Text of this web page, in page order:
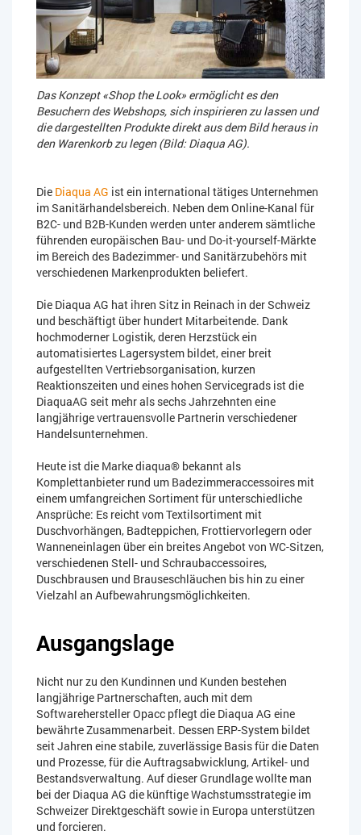
Das Konzept «Shop the Look» ermöglicht es den
Besuchern des Webshops, sich inspirieren zu lassen und
die dargestellten Produkte direkt aus dem Bild heraus in
den Warenkorb zu legen (Bild: Diaqua AG).
Die Diaqua AG ist ein international tätiges Unternehmen
im Sanitärhandelsbereich. Neben dem Online-Kanal für
B2C- und B2B-Kunden werden unter anderem sämtliche
führenden europäischen Bau- und Do-it-yourself-Märkte
im Bereich des Badezimmer- und Sanitärzubehörs mit
verschiedenen Markenprodukten beliefert.
Die Diaqua AG hat ihren Sitz in Reinach in der Schweiz
und beschäftigt über hundert Mitarbeitende. Dank
hochmoderner Logistik, deren Herzstück ein
automatisiertes Lagersystem bildet, einer breit
aufgestellten Vertriebsorganisation, kurzen
Reaktionszeiten und eines hohen Servicegrads ist die
DiaquaAG seit mehr als sechs Jahrzehnten eine
langjährige vertrauensvolle Partnerin verschiedener
Handelsunternehmen.
Heute ist die Marke diaqua® bekannt als
Komplettanbieter rund um Badezimmeraccessoires mit
einem umfangreichen Sortiment für unterschiedliche
Ansprüche: Es reicht vom Textilsortiment mit
Duschvorhängen, Badteppichen, Frottiervorlegern oder
Wanneneinlagen über ein breites Angebot von WC-Sitzen,
verschiedenen Stell- und Schraubaccessoires,
Duschbrausen und Brauseschläuchen bis hin zu einer
Vielzahl an Aufbewahrungsmöglichkeiten.
Ausgangslage
Nicht nur zu den Kundinnen und Kunden bestehen
langjährige Partnerschaften, auch mit dem
Softwarehersteller Opacc pflegt die Diaqua AG eine
bewährte Zusammenarbeit. Dessen ERP-System bildet
seit Jahren eine stabile, zuverlässige Basis für die Daten
und Prozesse, für die Auftragsabwicklung, Artikel- und
Bestandsverwaltung. Auf dieser Grundlage wollte man
bei der Diaqua AG die künftige Wachstumsstrategie im
Schweizer Direktgeschäft sowie in Europa unterstützen
und forcieren.